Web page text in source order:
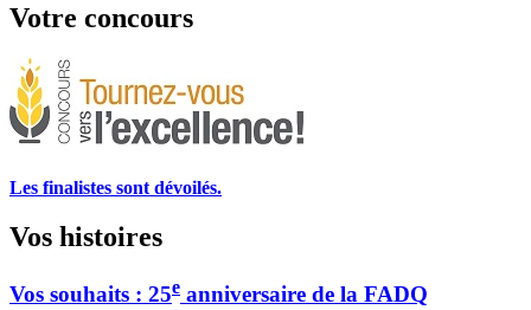
Votre concours
Les finalistes sont dévoilés.
Vos histoires
Vos souhaits : 25e anniversaire de la FADQ